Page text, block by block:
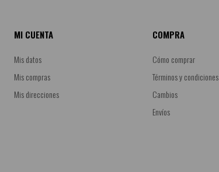
MI CUENTA
Mis datos
Mis compras
Mis direcciones
COMPRA
Cómo comprar
Términos y condiciones
Cambios
Envíos